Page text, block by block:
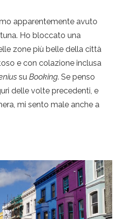
apparentemente avuto
Ho bloccato una
zone più belle della città
e con colazione inclusa
su Booking. Se penso
delle volte precedenti, e
mi sento male anche a